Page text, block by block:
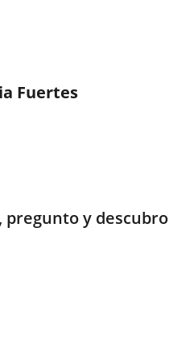
Fuertes
pregunto y descubro